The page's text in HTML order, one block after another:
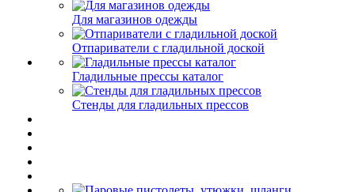
Для магазинов одежды
Отпариватели с гладильной доской
Гладильные прессы каталог
Стенды для гладильных прессов